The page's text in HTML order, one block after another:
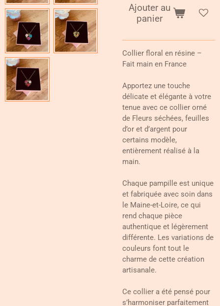
Ajouter au
panier
Collier floral en résine –
Fait main en France
Apportez une touche
délicate et élégante à votre
tenue avec ce collier orné
de Fleurs séchées, feuilles
d’or et d’argent pour
certains modèle,
entièrement réalisé à la
main.
Chaque pampille est unique
et fabriquée avec soin dans
le Maine-et-Loire, ce qui
rend chaque pièce
authentique et légèrement
différente. Les variations de
couleurs font tout le
charme de cette création
artisanale.
Ce collier a été pensé pour
s’harmoniser parfaitement